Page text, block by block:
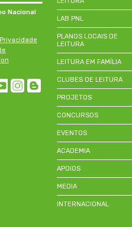
Nacional
LAB PNL
PLANOS LOCAIS DE
LEITURA
LEITURA EM FAMÍLIA
CLUBES DE LEITURA
PROJETOS
CONCURSOS
EVENTOS
ACADEMIA
APOIOS
MEDIA
INTERNACIONAL